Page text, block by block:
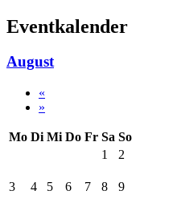
Eventkalender
August
«
»
Mo Di Mi Do Fr Sa So
1
2
3 4 5 6 7 8 9